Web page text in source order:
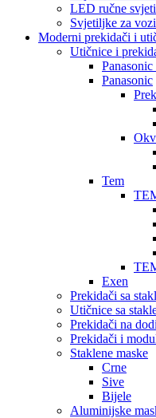
LED ručne
Svjetiljke za
Moderni prekidači i
Utičnice i
Panasonic
Tem
Exen
Prekidači sa
Utičnice sa
Prekidači na
Prekidači i
Staklene maske
Crne
Sive
Bijele
Aluminijske